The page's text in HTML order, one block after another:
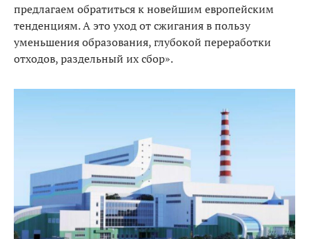
предлагаем обратиться к новейшим европейским
тенденциям. А это уход от сжигания в пользу
уменьшения образования, глубокой переработки
отходов, раздельный их сбор».